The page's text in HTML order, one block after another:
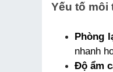
Yếu tố
Phòng
nhanh
Độ ẩm